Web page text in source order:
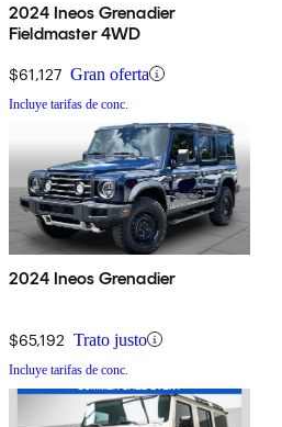
2024 Ineos Grenadier
Fieldmaster 4WD
$61,127 Gran oferta
Incluye tarifas de conc.
2024 Ineos Grenadier
$65,192 Trato justo
Incluye tarifas de conc.